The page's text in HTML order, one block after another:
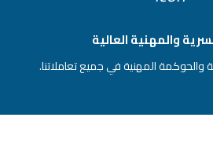
والمهنية العالية
والحوكمة المهنية في جميع تعاملاتنا.